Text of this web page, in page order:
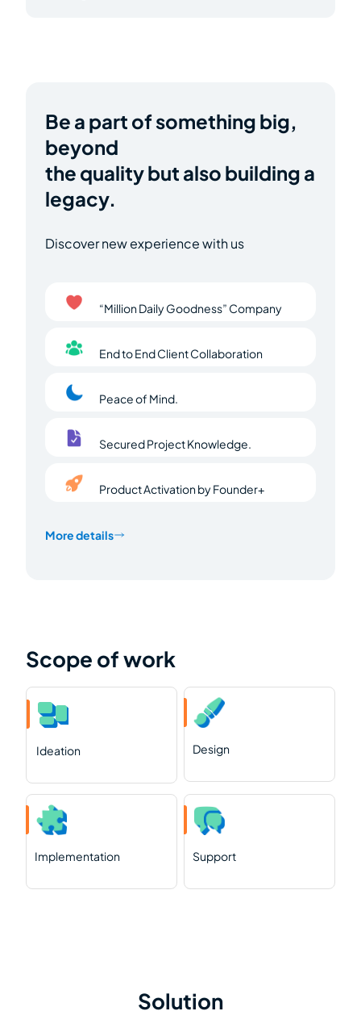
Be a part of something big,
beyond
the quality but also building a
legacy.
Discover new experience with us
“Million Daily Goodness” Company
End to End Client Collaboration
Peace of Mind.
Secured Project Knowledge.
Product Activation by Founder+
More details
Scope of work
Ideation Design
Implementation Support
Solution